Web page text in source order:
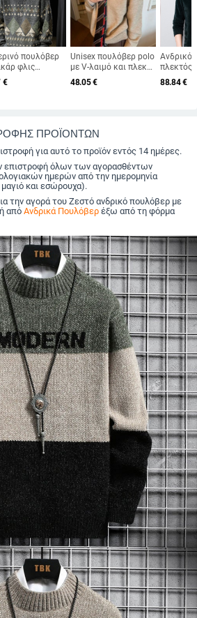
πουλόβερ
φλις
ανδρικό
κόψιμο, plus
€
Unisex πουλόβερ polo
με V-λαιμό και πλεκτό
γιλέκο σε στυλ
παλαιού χρήματος,
48.05€
Ανδρικός
πλεκτός
από Mink
πλέξη,
88.84€
ΠΡΟΪΟΝΤΩΝ
για αυτό το προϊόν εντός 14 ημέρες.
επιστροφή όλων των αγορασθέντων
ημερών από την ημερομηνία
και εσώρουχα).
την αγορά του Ζεστό ανδρικό πουλόβερ με
από Ανδρικά Πουλόβερ έξω από τη φόρμα